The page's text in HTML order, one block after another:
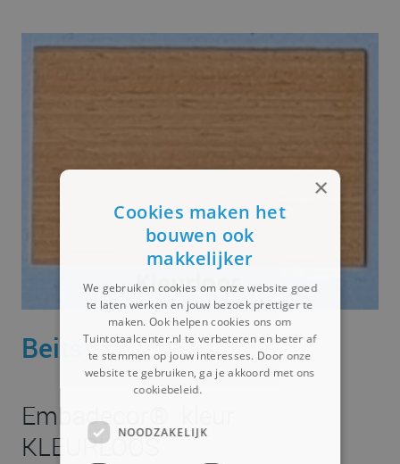
Beits
Embadecor® kleur
KLEURLOOS
×
Cookies maken het
bouwen ook
makkelijker
We gebruiken cookies om onze website goed
te laten werken en jouw bezoek prettiger te
maken. Ook helpen cookies ons om
Tuintotaalcenter.nl te verbeteren en beter af
te stemmen op jouw interesses. Door onze
website te gebruiken, ga je akkoord met ons
cookiebeleid.
NOODZAKELIJK